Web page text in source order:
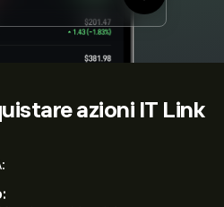
azioni IT Link